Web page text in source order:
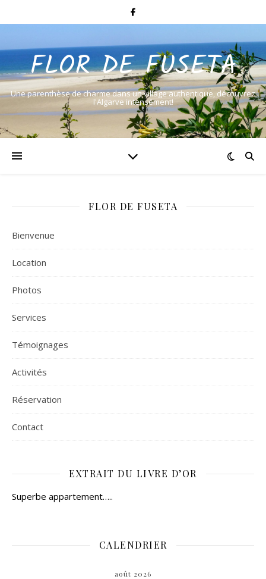
FLOR DE FUSETA
Une parenthèse de charme dans un village authentique, découvrez
l'Algarve intensément!
FLOR DE FUSETA
Bienvenue
Location
Photos
Services
Témoignages
Activités
Réservation
Contact
EXTRAIT DU LIVRE D’OR
Superbe appartement…..
CALENDRIER
août 2026